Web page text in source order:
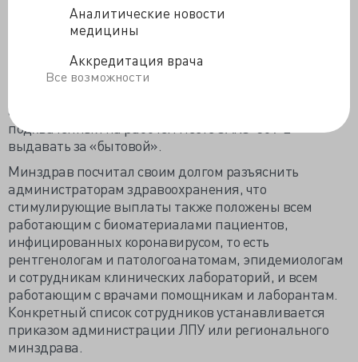
Аналитические новости
медицины
Аккредитация врача
Все возможности
максимально в 68.8 тыс., инвалидность 1 группы –
единовременно 2.06 млн, 2 гр. – 1.38 млн, 3 гр. – 688.1
тыс. За смерть медика родственникам выплатят 2,75
млн рублей. Платить будет не работодатель, а Фонд
Соцстраха, которому Правительство из резерва
администрациям ЛПУ нет необходимости
подхваченный на рабочем месте SARS-CoV-2
выдавать за «бытовой».
Минздрав посчитал своим долгом разъяснить
администраторам здравоохранения, что
стимулирующие выплаты также положены всем
работающим с биоматериалами пациентов,
инфицированных коронавирусом, то есть
рентгенологам и патологоанатомам, эпидемиологам
и сотрудникам клинических лабораторий, и всем
работающим с врачами помощникам и лаборантам.
Конкретный список сотрудников устанавливается
приказом администрации ЛПУ или регионального
минздрава.